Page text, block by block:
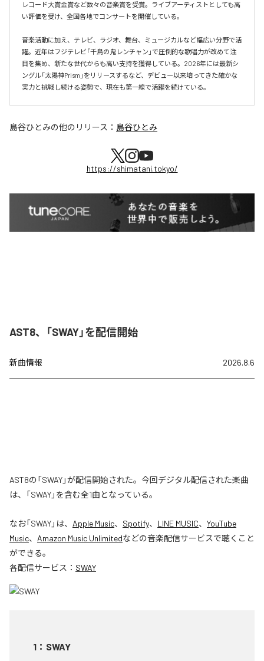
レコード大賞金賞など数々の音楽賞を受賞。ライブアーティストとしても高
い評価を受け、全国各地でコンサートを開催している。
音楽活動に加え、テレビ、ラジオ、舞台、ミュージカルなど幅広い分野で活
躍。近年はフジテレビ「千鳥の鬼レンチャン」で圧倒的な歌唱力が改めて注
目を集め、新たな世代からも高い支持を獲得している。2026年には最新シ
ングル「太陽神Prism」をリリースするなど、デビュー以来培ってきた確かな
実力と挑戦し続ける姿勢で、現在も第一線で活躍を続けている。
島谷ひとみの他のリリース： 島谷ひとみ
https://shimatani.tokyo/
AST8、「SWAY」を配信開始
新曲情報 2026.8.6
AST8の「SWAY」が配信開始された。今回デジタル配信された楽曲
は、「SWAY」を含む全1曲となっている。
なお「SWAY」は、 Apple Music、 Spotify、 LINE MUSIC、 YouTube
Music、 Amazon Music Unlimitedなどの音楽配信サービスで聴くこと
ができる。
各配信サービス： SWAY
1 ： SWAY